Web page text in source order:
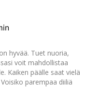
hyvää. Tuet nuoria,
voit mahdollistaa
Kaiken päälle saat vielä
parempaa diiliä